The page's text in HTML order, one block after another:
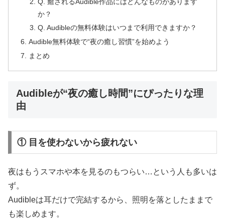
か？
Q. Audibleの無料体験はいつまで利用できますか？
Audible無料体験で“夜の癒し習慣”を始めよう
まとめ
Audibleが“夜の癒し時間”にぴったりな理
由
① 目を使わないから疲れない
夜はもうスマホや本を見るのもつらい…という人も多いは
ず。
Audibleは耳だけで完結するから、照明を落としたままで
も楽しめます。